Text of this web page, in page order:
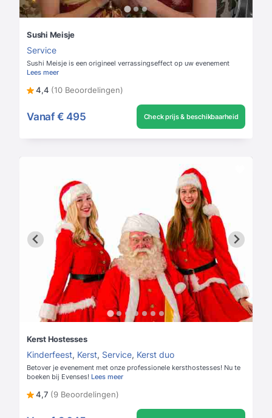
Sushi Meisje
Service
Sushi Meisje is een origineel verrassingseffect op uw evenement
Lees meer
4,4 (10 Beoordelingen)
Vanaf € 495 Check prijs & beschikbaarheid
Kerst Hostesses
Kinderfeest, Kerst, Service, Kerst duo
Betover je evenement met onze professionele kersthostesses! Nu te
boeken bij Evenses! Lees meer
4,7 (9 Beoordelingen)